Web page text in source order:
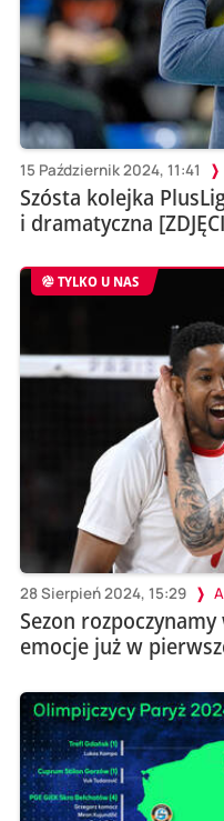
15 Październik 2024, 11:41
Szósta kolejka
i dramatyczna
TYLKO U NAS
28 Sierpień 2024, 15:29
Sezon
emocje już w